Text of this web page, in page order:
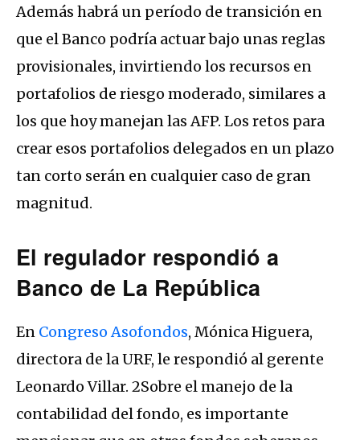
Además habrá un período de transición en
que el Banco podría actuar bajo unas reglas
provisionales, invirtiendo los recursos en
portafolios de riesgo moderado, similares a
los que hoy manejan las AFP. Los retos para
crear esos portafolios delegados en un plazo
tan corto serán en cualquier caso de gran
magnitud.
El regulador respondió a
Banco de La República
En Congreso Asofondos, Mónica Higuera,
directora de la URF, le respondió al gerente
Leonardo Villar. 2Sobre el manejo de la
contabilidad del fondo, es importante